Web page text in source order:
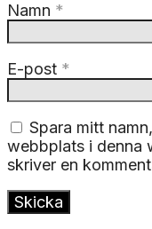
Namn *
E-post *
Spara mitt
webbplats i denna
skriver en